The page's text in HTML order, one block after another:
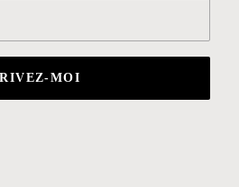
MOI